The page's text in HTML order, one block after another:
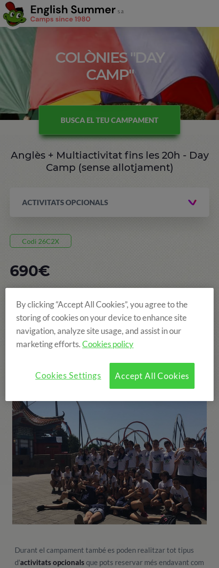
COLÒNIES "DAY
CAMP"
BUSCA EL TEU CAMPAMENT
Anglès + Multiactivitat fins les 20h - Day
Camp (sense allotjament)
ACTIVITATS OPCIONALS
Codi 26C2X
POBLET
EDAT: DE 8 A 15 ANYS
690€
Més diversió!
Durant el campament també es poden realitzar tot tipus
d'activitats opcionals que pots reservar més endavant com
By clicking “Accept All Cookies”, you agree to the
storing of cookies on your device to enhance site
navigation, analyze site usage, and assist in our
marketing efforts.Cookies policy
Accept All Cookies
Cookies Settings